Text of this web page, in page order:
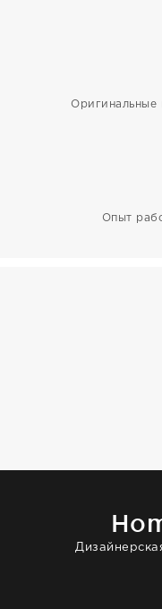
Оригинальные
Опыт